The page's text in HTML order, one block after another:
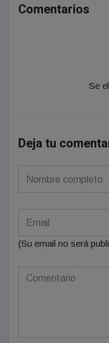
Comentarios
Se
Deja tu
(Su email no será